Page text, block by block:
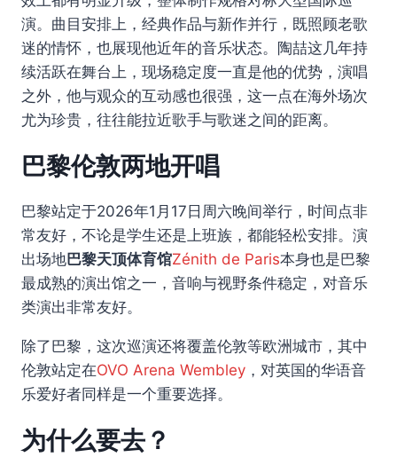
演。曲目安排上，经典作品与新作并行，既照顾老歌
迷的情怀，也展现他近年的音乐状态。陶喆这几年持
续活跃在舞台上，现场稳定度一直是他的优势，演唱
之外，他与观众的互动感也很强，这一点在海外场次
尤为珍贵，往往能拉近歌手与歌迷之间的距离。
巴黎伦敦两地开唱
巴黎站定于2026年1月17日周六晚间举行，时间点非
常友好，不论是学生还是上班族，都能轻松安排。演
出场地巴黎天顶体育馆Zénith de Paris本身也是巴黎
最成熟的演出馆之一，音响与视野条件稳定，对音乐
类演出非常友好。
除了巴黎，这次巡演还将覆盖伦敦等欧洲城市，其中
伦敦站定在OVO Arena Wembley ，对英国的华语音
乐爱好者同样是一个重要选择。
为什么要去？